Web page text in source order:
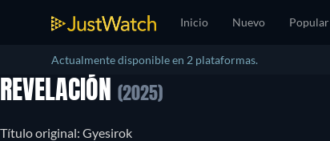
Inicio Nuevo Popular
Actualmente disponible en 2 plataformas.
REVELACIÓN (2025)
Título original: Gyesirok